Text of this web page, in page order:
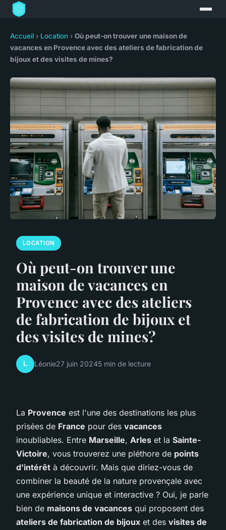
Accueil › Location › Où peut-on trouver une maison de
vacances en Provence avec des ateliers de fabrication de
bijoux et des visites de mines?
LOCATION
Où peut-on trouver une
maison de vacances en
Provence avec des ateliers
de fabrication de bijoux et
des visites de mines?
L Léonie27 juin 20245 min de lecture
La Provence est l'une des destinations les plus
prisées de France pour des vacances
inoubliables. Entre Marseille, Arles et la Sainte-
Victoire, vous trouverez une pléthore de points
d'intérêt à découvrir. Mais que diriez-vous de
combiner la beauté de la nature provençale avec
une expérience unique et interactive ? Oui, je parle
bien de maisons de vacances qui proposent des
ateliers de fabrication de bijoux et des visites de